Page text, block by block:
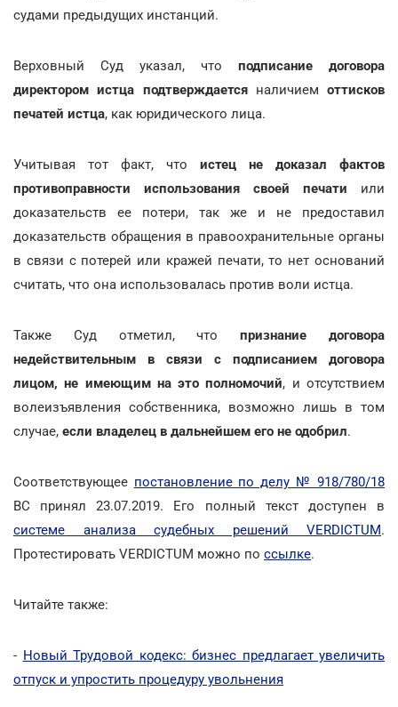
судами предыдущих инстанций.
Верховный Суд указал, что подписание договора
директором истца подтверждаетсяналичием оттисков
печатей истца, как юридического лица.
Учитывая тот факт, что истец не доказал фактов
противоправности использования своей печати или
доказательств ее потери, так же и не предоставил
доказательств обращения в правоохранительные органы
в связи с потерей или кражей печати, то нет оснований
считать, что она использовалась против воли истца.
Также Суд отметил, чтопризнание договора
недействительным в связи с подписанием договора
лицом, не имеющим на это полномочий, и отсутствием
волеизъявления собственника, возможно лишь в том
случае, если владелец в дальнейшем его не одобрил.
Соответствующее постановление по делу № 918/780/18
ВС принял 23.07.2019. Его полный текст доступен в
системе анализа судебных решений VERDICTUM.
Протестировать VERDICTUM можно по ссылке.
Читайте также:
- Новый Трудовой кодекс: бизнес предлагает увеличить
отпуск и упростить процедуру увольнения